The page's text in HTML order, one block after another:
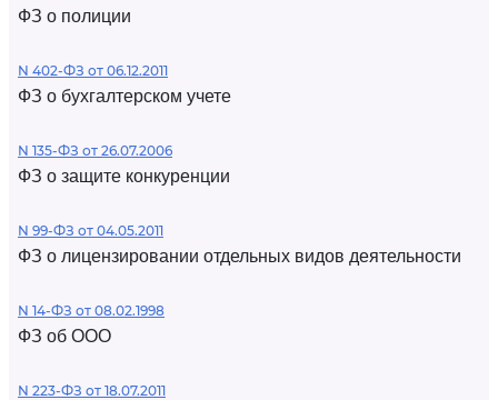
ФЗ о полиции
N 402-ФЗ от 06.12.2011
ФЗ о бухгалтерском учете
N 135-ФЗ от 26.07.2006
ФЗ о защите конкуренции
N 99-ФЗ от 04.05.2011
ФЗ о лицензировании отдельных видов деятельности
N 14-ФЗ от 08.02.1998
ФЗ об ООО
N 223-ФЗ от 18.07.2011